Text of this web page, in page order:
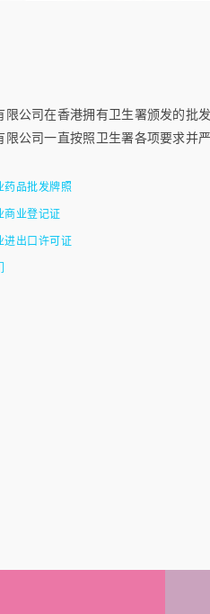
限公司在香港拥有卫生署颁发的批发
限公司一直按照卫生署各项要求并严
药品批发牌照
商业登记证
进出口许可证